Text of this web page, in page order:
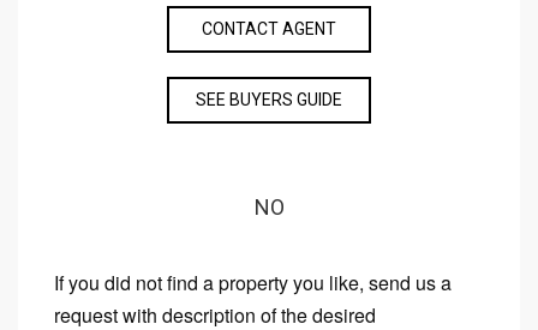
CONTACT AGENT
SEE BUYERS GUIDE
NO
If you did not find a property you like, send us a
request with description of the desired